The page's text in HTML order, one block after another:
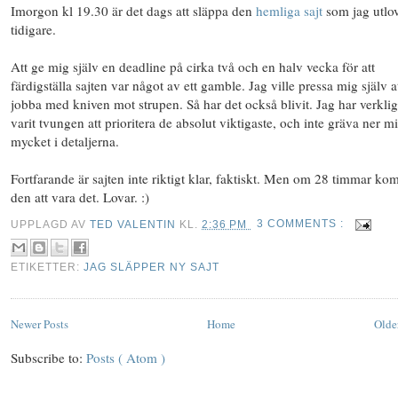
Imorgon kl 19.30 är det dags att släppa den hemliga sajt som jag
tidigare.
Att ge mig själv en deadline på cirka två och en halv vecka för att
färdigställa sajten var något av ett gamble. Jag ville pressa mig själv
jobba med kniven mot strupen. Så har det också blivit. Jag har
varit tvungen att prioritera de absolut viktigaste, och inte gräva ner
mycket i detaljerna.
Fortfarande är sajten inte riktigt klar, faktiskt. Men om 28 timmar
den att vara det. Lovar. :)
UPPLAGD AVTED VALENTIN KL.2:36 PM 3 COMMENTS :
ETIKETTER:JAG SLÄPPER NY SAJT
Newer Posts Home
Subscribe to: Posts ( Atom )